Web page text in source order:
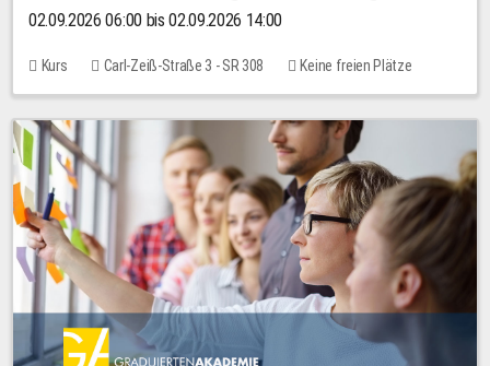
02.09.2026 06:00 bis 02.09.2026 14:00
Kurs Carl-Zeiß-Straße 3 - SR 308 Keine freien Plätze